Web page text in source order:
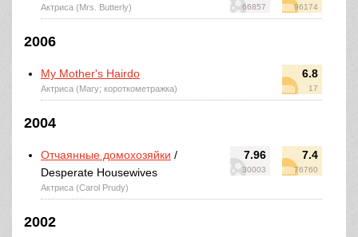
66857 96174
Актриса (Mrs. Butterly)
2006
6.8
17
My Mother's Hairdo
Актриса (Mary; короткометражка)
2004
7.96
30003
7.4
76760
Отчаянные домохозяйки /
Desperate Housewives
Актриса (Carol Prudy)
2002